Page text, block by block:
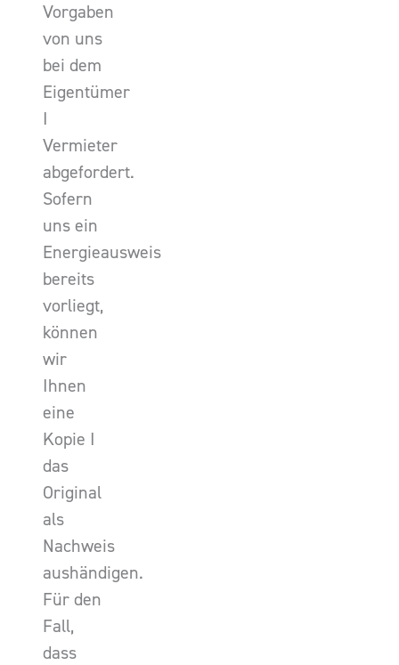
Vorgaben
von uns
bei dem
Eigentümer
I
Vermieter
abgefordert.
Sofern
uns ein
Energieausweis
bereits
vorliegt,
können
wir
Ihnen
eine
Kopie I
das
Original
als
Nachweis
aushändigen.
Für den
Fall,
dass